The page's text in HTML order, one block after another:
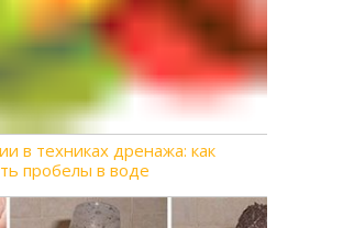
в техниках дренажа: как
пробелы в воде